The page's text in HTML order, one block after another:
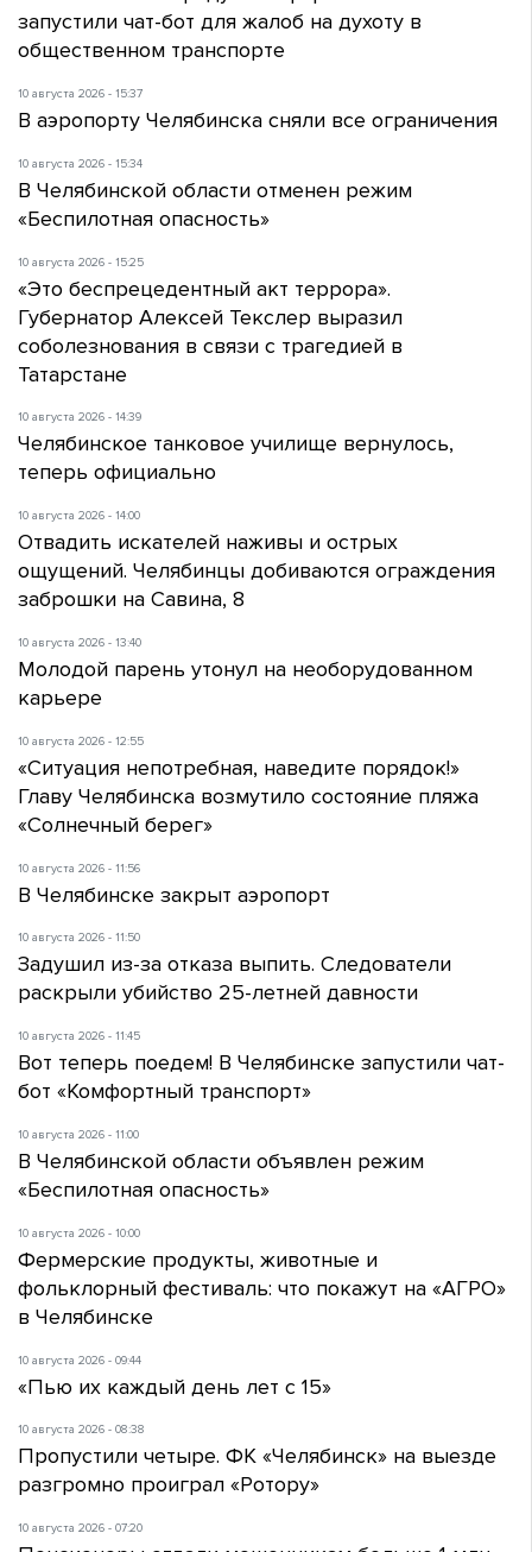
запустили чат-бот для жалоб на духоту в
общественном транспорте
10 августа 2026 - 15:37
В аэропорту Челябинска сняли все ограничения
10 августа 2026 - 15:34
В Челябинской области отменен режим
«Беспилотная опасность»
10 августа 2026 - 15:25
«Это беспрецедентный акт террора».
Губернатор Алексей Текслер выразил
соболезнования в связи с трагедией в
Татарстане
10 августа 2026 - 14:39
Челябинское танковое училище вернулось,
теперь официально
10 августа 2026 - 14:00
Отвадить искателей наживы и острых
ощущений. Челябинцы добиваются ограждения
заброшки на Савина, 8
10 августа 2026 - 13:40
Молодой парень утонул на необорудованном
карьере
10 августа 2026 - 12:55
«Ситуация непотребная, наведите порядок!»
Главу Челябинска возмутило состояние пляжа
«Солнечный берег»
10 августа 2026 - 11:56
В Челябинске закрыт аэропорт
10 августа 2026 - 11:50
Задушил из-за отказа выпить. Следователи
раскрыли убийство 25-летней давности
10 августа 2026 - 11:45
Вот теперь поедем! В Челябинске запустили чат-
бот «Комфортный транспорт»
10 августа 2026 - 11:00
В Челябинской области объявлен режим
«Беспилотная опасность»
10 августа 2026 - 10:00
Фермерские продукты, животные и
фольклорный фестиваль: что покажут на «АГРО»
в Челябинске
10 августа 2026 - 09:44
«Пью их каждый день лет с 15»
10 августа 2026 - 08:38
Пропустили четыре. ФК «Челябинск» на выезде
разгромно проиграл «Ротору»
10 августа 2026 - 07:20